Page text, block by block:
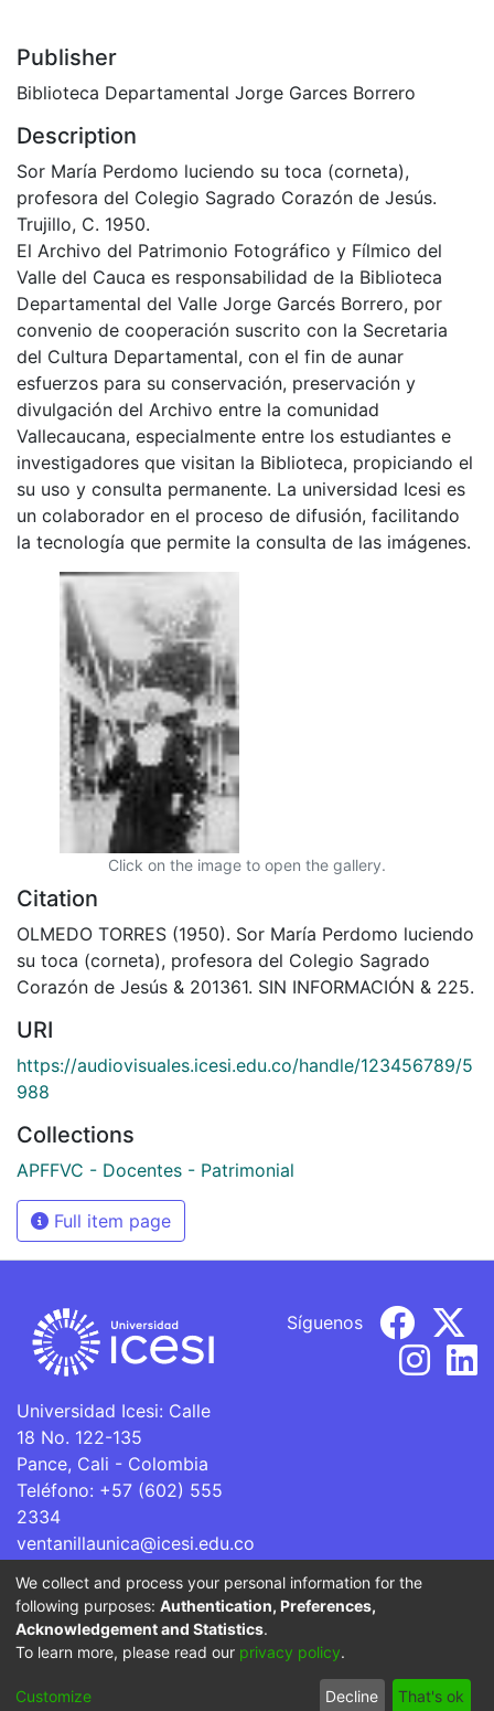
Publisher
Biblioteca Departamental Jorge Garces Borrero
Description
Sor María Perdomo luciendo su toca (corneta),
profesora del Colegio Sagrado Corazón de Jesús.
Trujillo, C. 1950.
El Archivo del Patrimonio Fotográfico y Fílmico del
Valle del Cauca es responsabilidad de la Biblioteca
Departamental del Valle Jorge Garcés Borrero, por
convenio de cooperación suscrito con la Secretaria
del Cultura Departamental, con el fin de aunar
esfuerzos para su conservación, preservación y
divulgación del Archivo entre la comunidad
Vallecaucana, especialmente entre los estudiantes e
investigadores que visitan la Biblioteca, propiciando el
su uso y consulta permanente. La universidad Icesi es
un colaborador en el proceso de difusión, facilitando
la tecnología que permite la consulta de las imágenes.
Click on the image to open the gallery.
Citation
OLMEDO TORRES (1950). Sor María Perdomo luciendo
su toca (corneta), profesora del Colegio Sagrado
Corazón de Jesús & 201361. SIN INFORMACIÓN & 225.
URI
https://audiovisuales.icesi.edu.co/handle/123456789/5
988
Collections
APFFVC - Docentes - Patrimonial
Full item page
Universidad Icesi: Calle
18 No. 122-135
Pance, Cali - Colombia
Teléfono: +57 (602) 555
2334
ventanillaunica@icesi.edu.co
Síguenos
La Universidad Icesi es una Institución de Educación
Superior que se encuentra sujeta a inspección y vigilancia
por parte del Ministerio de Educación Nacional.
Cookie
End User
Send
We collect and process your personal information for the
following purposes: Authentication, Preferences,
Acknowledgement and Statistics.
To learn more, please read our privacy policy.
Customize Decline That's ok